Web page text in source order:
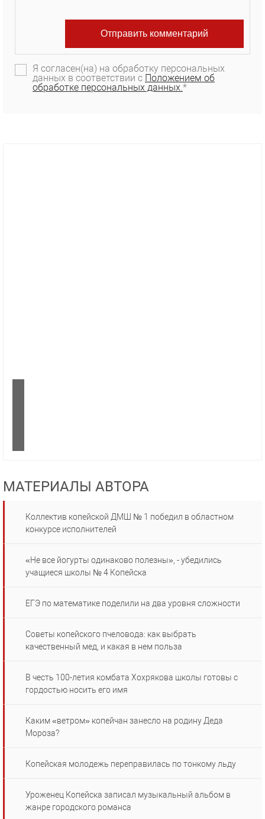
Я согласен(на) на обработку персональных
данных в соответствии с Положением об
обработке персональных данных.*
МАТЕРИАЛЫ АВТОРА
Коллектив копейской ДМШ № 1 победил в областном
конкурсе исполнителей
«Не все йогурты одинаково полезны», - убедились
учащиеся школы № 4 Копейска
ЕГЭ по математике поделили на два уровня сложности
Советы копейского пчеловода: как выбрать
качественный мед, и какая в нем польза
В честь 100-летия комбата Хохрякова школы готовы с
гордостью носить его имя
Каким «ветром» копейчан занесло на родину Деда
Мороза?
Копейская молодежь переправилась по тонкому льду
Уроженец Копейска записал музыкальный альбом в
жанре городского романса